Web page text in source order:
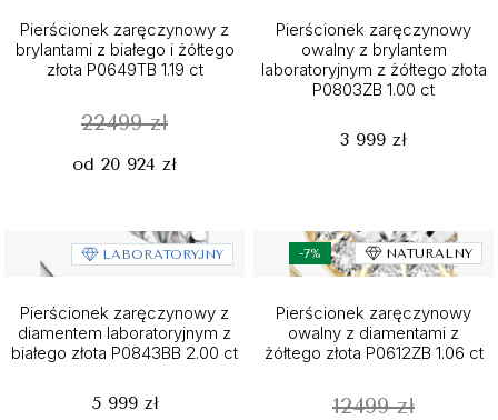
Pierścionek zaręczynowy z
brylantami z białego i żółtego
złota P0649TB 1.19 ct
22499 zł
od 20 924 zł
Pierścionek zaręczynowy
owalny z brylantem
laboratoryjnym z żółtego złota
P0803ZB 1.00 ct
3 999 zł
LABORATORYJNY
Pierścionek zaręczynowy z
diamentem laboratoryjnym z
białego złota P0843BB 2.00 ct
5 999 zł
-7% NATURALNY
Pierścionek zaręczynowy
owalny z diamentami z
żółtego złota P0612ZB 1.06 ct
12499 zł